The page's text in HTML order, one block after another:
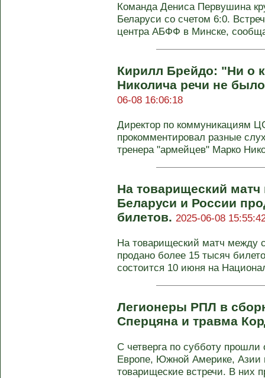
Команда Дениса Первушина
Беларуси со счетом 6:0.
центра АБФФ в Минске,
Кирилл Брейдо: "Ни о
Николича речи не
06-08 16:06:18
Директор по коммуникациям
прокомментировал разные
тренера "армейцев" Марко
На товарищеский
Беларуси и России
билетов. 2025-06-08
На товарищеский матч между
продано более 15 тысяч
состоится 10 июня на
Легионеры РПЛ в
Сперцяна и травма
С четверга по субботу
Европе, Южной Америке,
товарищеские встречи. В них